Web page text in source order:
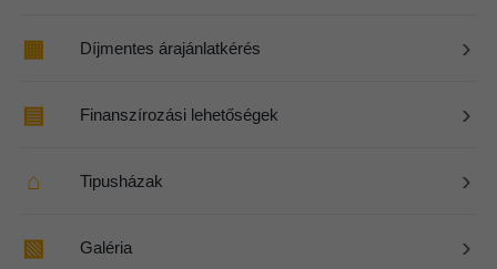
▦ Díjmentes árajánlatkérés ›
▤ Finanszírozási lehetőségek ›
⌂ Tipusházak ›
▧ Galéria ›